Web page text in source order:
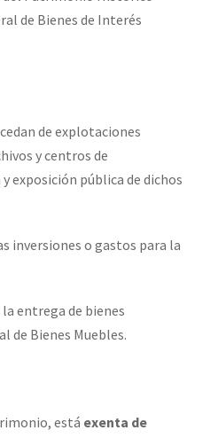
de Bienes de Interés
de explotaciones
y centros de
exposición pública de dichos
inversiones o gastos para la
entrega de bienes
de Bienes Muebles.
está exenta de